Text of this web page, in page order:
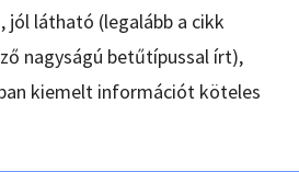
jól látható (legalább a cikk
nagyságú betűtípussal írt),
kiemelt információt köteles